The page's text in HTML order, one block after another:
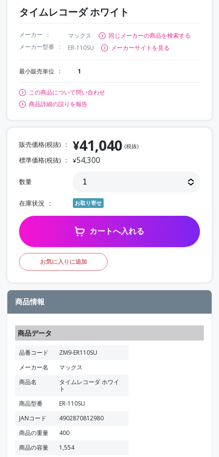
タイムレコーダ ホワイト
メーカー マックス
同じメーカーの商品を検索する
メーカー型番
ER-110SU メーカーサイトを見る
最小販売単位 1
この商品について問い合わせ
商品詳細の誤りを報告
販売価格(税抜) ¥41,040 (税抜)
標準価格(税抜) ¥54,300
数量
在庫状況 お取り寄せ
カートへ入れる
お気に入りに追加
商品情報
商品データ
品番コード
ZM9-ER110SU
メーカー名
マックス
商品名
タイムレコーダ ホワイ
ト
商品型番
ER-110SU
JANコード
4902870812980
商品の重量
400
商品の容量
1,554